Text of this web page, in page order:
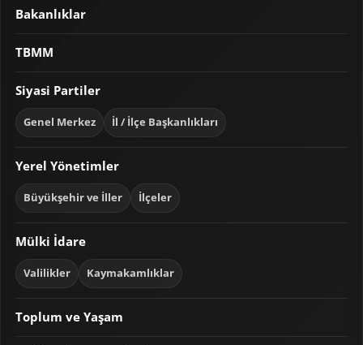
Bakanlıklar
TBMM
Siyasi Partiler
Genel Merkez İl / İlçe Başkanlıkları
Yerel Yönetimler
Büyükşehir ve İller İlçeler
Mülki İdare
Valilikler Kaymakamlıklar
Toplum ve Yaşam